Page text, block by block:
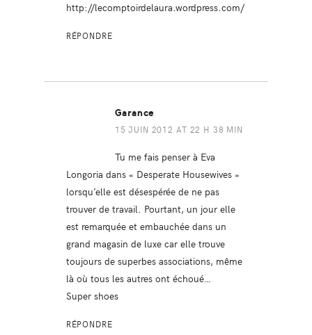
http://lecomptoirdelaura.wordpress.com/
RÉPONDRE
Garance
15 JUIN 2012 AT 22 H 38 MIN
Tu me fais penser à Eva
Longoria dans « Desperate Housewives »
lorsqu’elle est désespérée de ne pas
trouver de travail. Pourtant, un jour elle
est remarquée et embauchée dans un
grand magasin de luxe car elle trouve
toujours de superbes associations, même
là où tous les autres ont échoué…
Super shoes
RÉPONDRE